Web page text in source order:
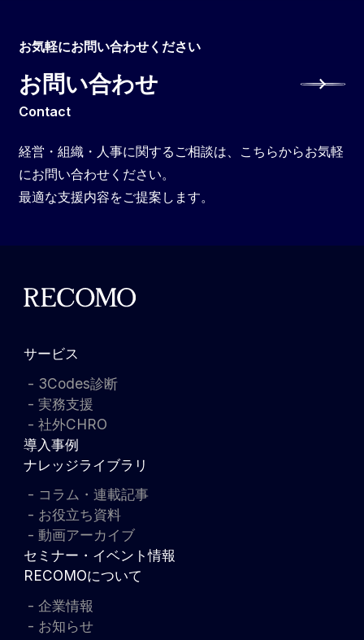
お気軽にお問い合わせください
お問い合わせ
Contact
経営・組織・人事に関するご相談は、こちらからお気軽
にお問い合わせください。
最適な支援内容をご提案します。
サービス
3Codes診断
実務支援
社外CHRO
導入事例
ナレッジライブラリ
コラム・連載記事
お役立ち資料
動画アーカイブ
セミナー・イベント情報
RECOMOについて
企業情報
お知らせ